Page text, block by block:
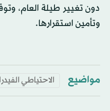
دون تغيير طيلة العام،
وتأمين استقرارها.
مواضيع الاحتياطي